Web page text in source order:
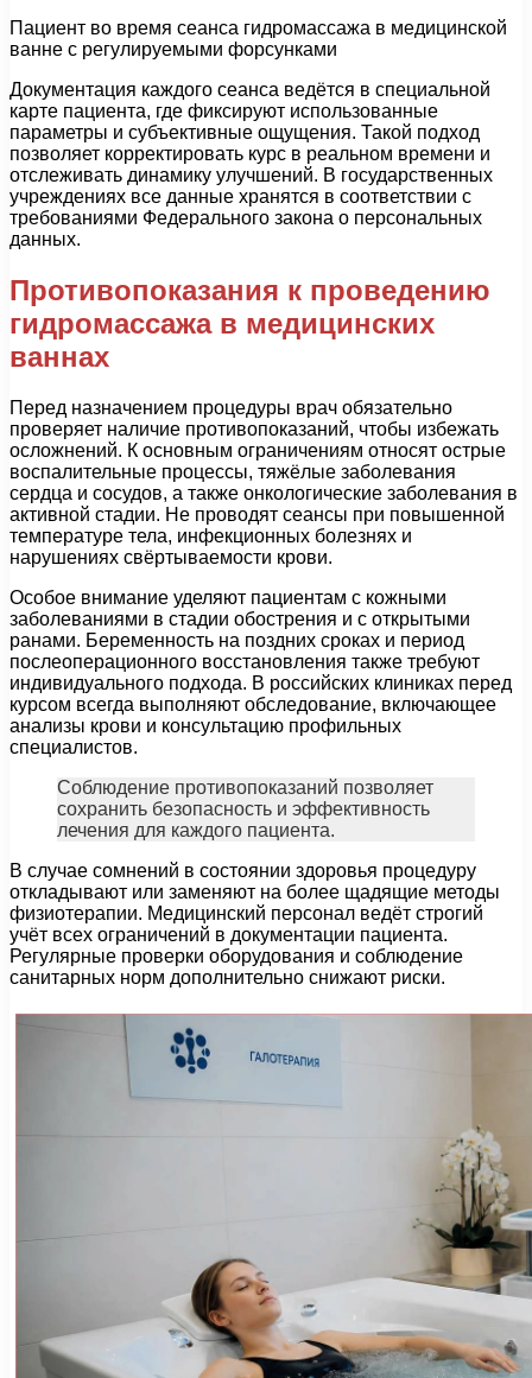
Пациент во время сеанса гидромассажа в медицинской
ванне с регулируемыми форсунками
Документация каждого сеанса ведётся в специальной
карте пациента, где фиксируют использованные
параметры и субъективные ощущения. Такой подход
позволяет корректировать курс в реальном времени и
отслеживать динамику улучшений. В государственных
учреждениях все данные хранятся в соответствии с
требованиями Федерального закона о персональных
данных.
Противопоказания к проведению
гидромассажа в медицинских
ваннах
Перед назначением процедуры врач обязательно
проверяет наличие противопоказаний, чтобы избежать
осложнений. К основным ограничениям относят острые
воспалительные процессы, тяжёлые заболевания
сердца и сосудов, а также онкологические заболевания в
активной стадии. Не проводят сеансы при повышенной
температуре тела, инфекционных болезнях и
нарушениях свёртываемости крови.
Особое внимание уделяют пациентам с кожными
заболеваниями в стадии обострения и с открытыми
ранами. Беременность на поздних сроках и период
послеоперационного восстановления также требуют
индивидуального подхода. В российских клиниках перед
курсом всегда выполняют обследование, включающее
анализы крови и консультацию профильных
специалистов.
Соблюдение противопоказаний позволяет
сохранить безопасность и эффективность
лечения для каждого пациента.
В случае сомнений в состоянии здоровья процедуру
откладывают или заменяют на более щадящие методы
физиотерапии. Медицинский персонал ведёт строгий
учёт всех ограничений в документации пациента.
Регулярные проверки оборудования и соблюдение
санитарных норм дополнительно снижают риски.